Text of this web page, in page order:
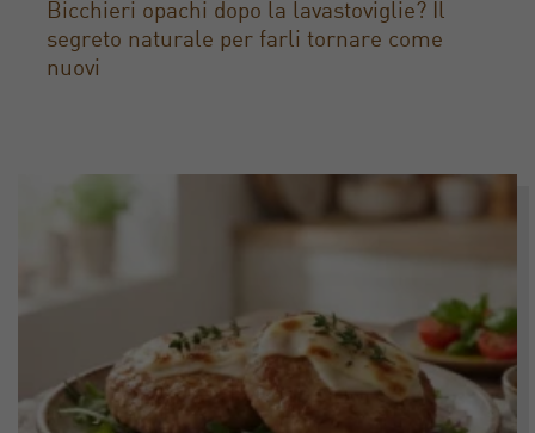
Bicchieri opachi dopo la lavastoviglie? Il
segreto naturale per farli tornare come
nuovi